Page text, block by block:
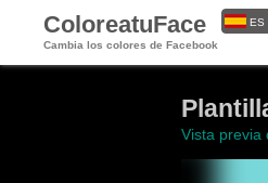
ColoreatuFace
Cambia los colores de Facebook
ES
Vista previa